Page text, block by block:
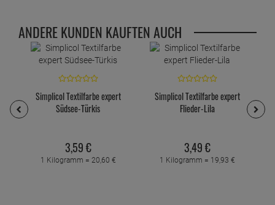
ANDERE KUNDEN KAUFTEN AUCH
Simplicol Textilfarbe expert
Südsee-Türkis
3,59€
1 Kilogramm = 20,60 €
Simplicol Textilfarbe expert
Flieder-Lila
3,49€
1 Kilogramm = 19,93 €